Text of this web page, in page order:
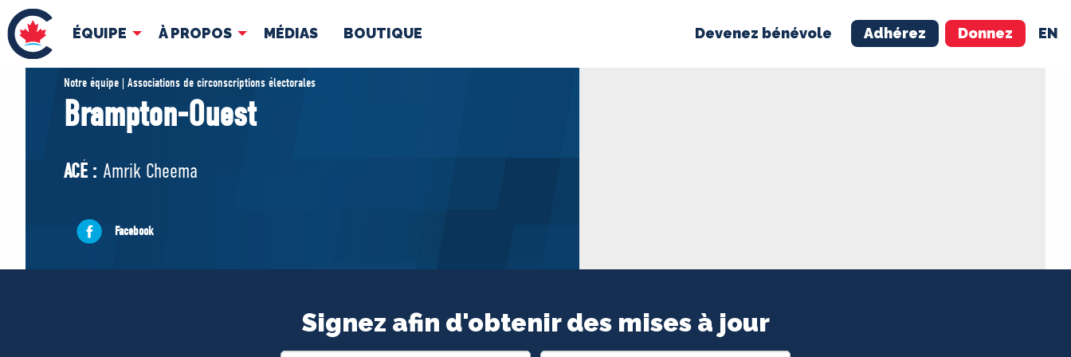
ÉQUIPE À PROPOS MÉDIAS BOUTIQUE Devenez bénévole Adhérez Donnez EN
ÉQUIPE
Pierre Poilievre
Cabinet fantôme
ACÉ
À PROPOS MÉDIAS
BOUTIQUE
Notre équipe | Associations de circonscriptions électorales
Brampton-Ouest
ACÉ : Amrik Cheema
Facebook
Signez afin d'obtenir des mises à jour